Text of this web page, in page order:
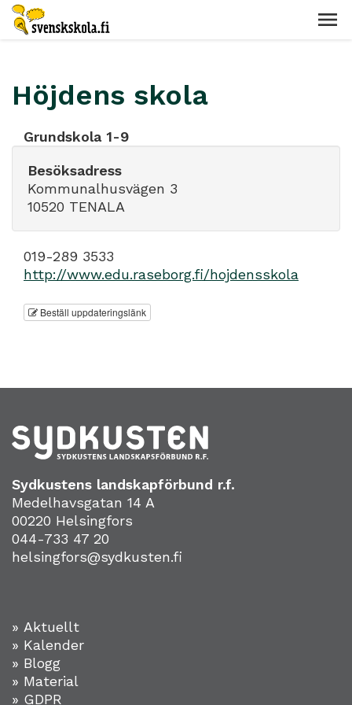
Höjdens skola
Grundskola 1-9
Besöksadress
Kommunalhusvägen 3
10520 TENALA
019-289 3533
http://www.edu.raseborg.fi/hojdensskola
Beställ uppdateringslänk
Sydkustens landskapförbund r.f.
Medelhavsgatan 14 A
00220 Helsingfors
044-733 47 20
helsingfors@sydkusten.fi
» Aktuellt
» Kalender
» Blogg
» Material
» GDPR